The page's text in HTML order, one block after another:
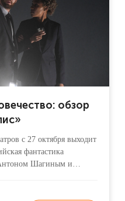
обзор
с 27 октября выходит
фантастика
Шагиным и